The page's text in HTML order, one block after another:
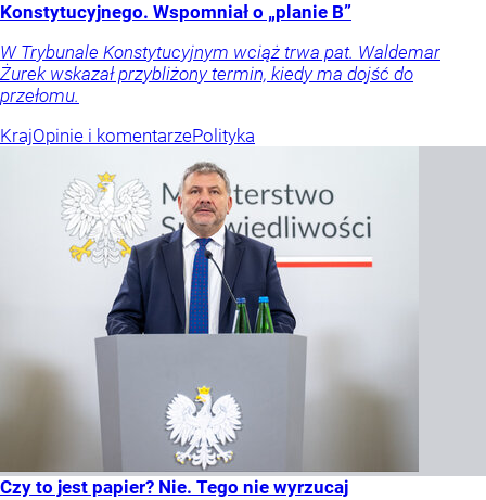
Konstytucyjnego. Wspomniał o „planie B”
W Trybunale Konstytucyjnym wciąż trwa pat. Waldemar
Żurek wskazał przybliżony termin, kiedy ma dojść do
przełomu.
KrajOpinie i komentarzePolityka
Czy to jest papier? Nie. Tego nie wyrzucaj